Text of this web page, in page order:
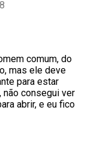
comum, do
mas ele deve
para estar
consegui ver
abrir, e eu fico